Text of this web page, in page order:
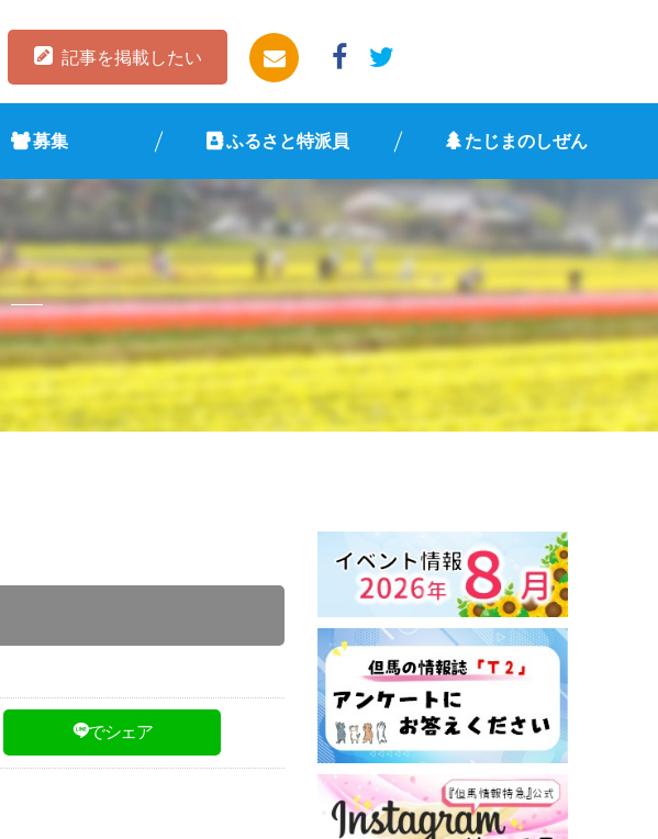
記事を掲載したい
募集 ふるさと特派員 たじまのしぜん
でシェア